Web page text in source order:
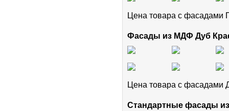
Цена товара с
Фасады из МДФ Дуб
Цена товара с фасадами
Стандартные фасады